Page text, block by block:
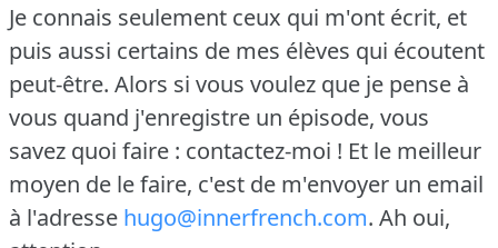
Je connais seulement ceux qui m'ont écrit, et
puis aussi certains de mes élèves qui écoutent
peut-être. Alors si vous voulez que je pense à
vous quand j'enregistre un épisode, vous
savez quoi faire : contactez-moi ! Et le meilleur
moyen de le faire, c'est de m'envoyer un email
à l'adresse hugo@innerfrench.com. Ah oui,